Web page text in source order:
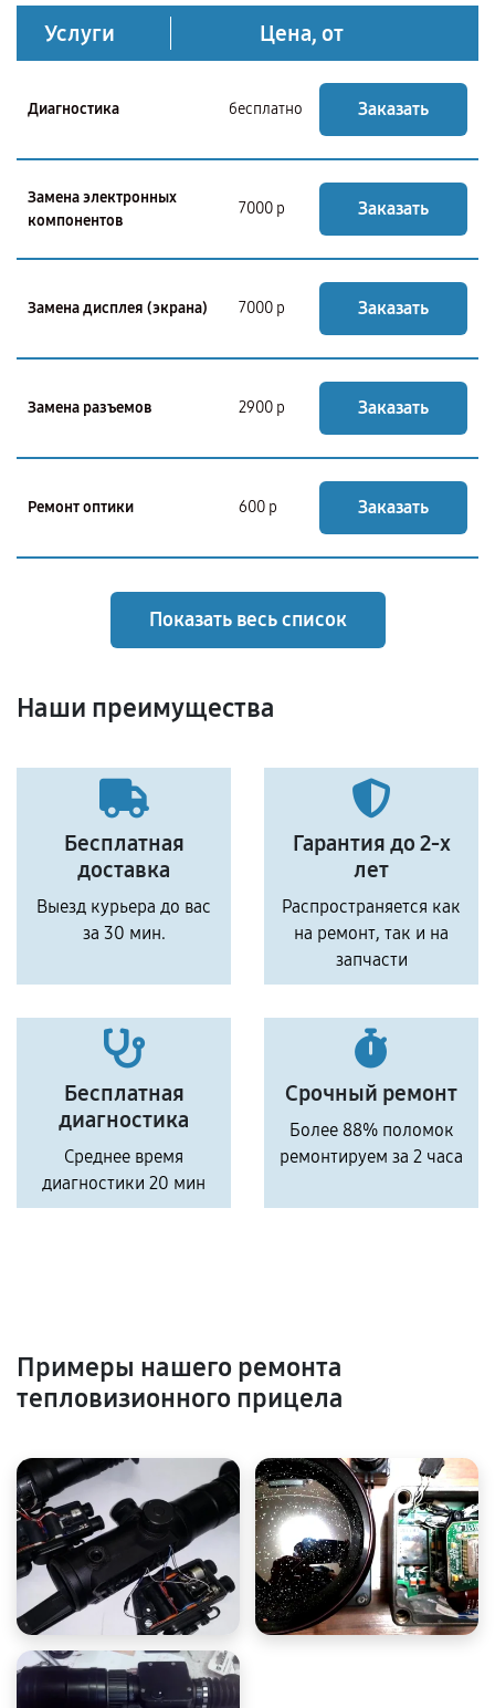
Услуги Цена, от
Диагностика бесплатно Заказать
Замена электронных
компонентов
7000 р Заказать
Замена дисплея (экрана) 7000 р Заказать
Замена разъемов 2900 р Заказать
Ремонт оптики 600 р Заказать
Показать весь список
Наши преимущества
Бесплатная
доставка
Выезд курьера до вас
за 30 мин.
Гарантия до 2-х
лет
Распространяется как
на ремонт, так и на
запчасти
Бесплатная
диагностика
Среднее время
диагностики 20 мин
Срочный ремонт
Более 88% поломок
ремонтируем за 2 часа
Примеры нашего ремонта
тепловизионного прицела